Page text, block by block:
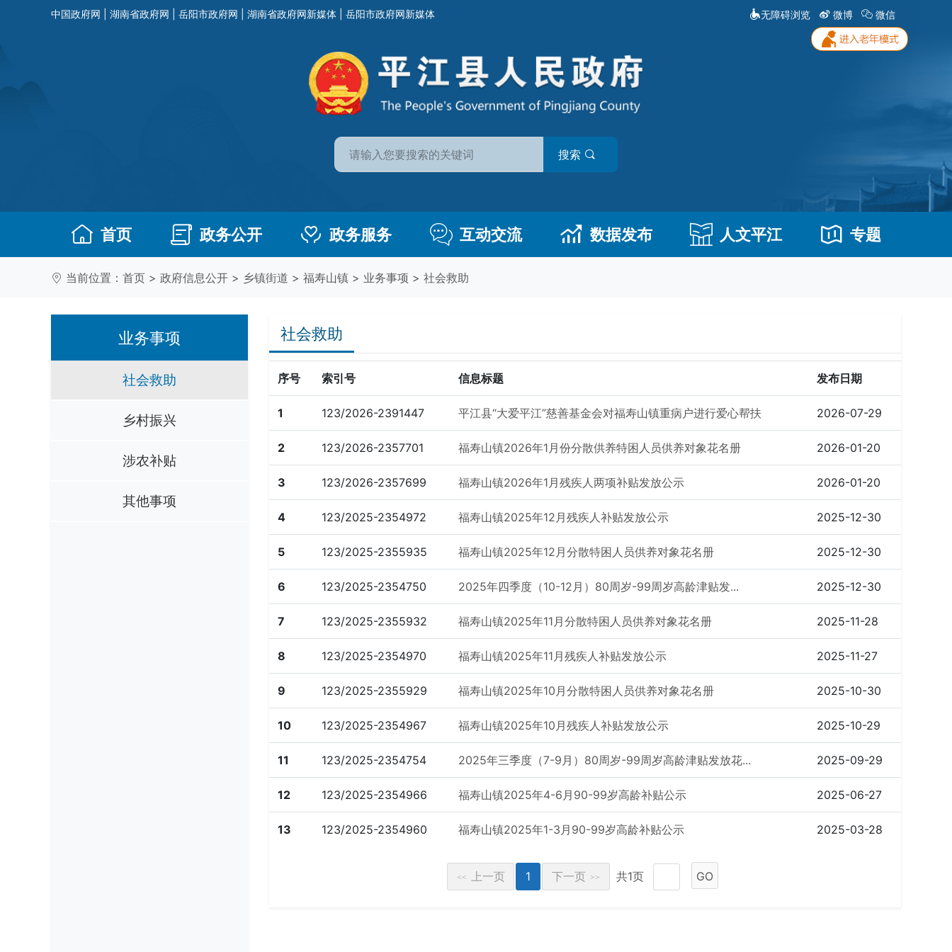
中国政府网 湖南省政府网 岳阳市政府网 湖南省政府网新媒体 岳阳市政府网新媒体 无障碍浏览 微博 微信
搜索
首页 政务公开 政务服务 互动交流 数据发布 人文平江 专题
当前位置： 首页 > 政府信息公开 > 乡镇街道 > 福寿山镇 > 业务事项 > 社会救助
业务事项
社会救助
乡村振兴
涉农补贴
其他事项
社会救助
序号 索引号 信息标题 发布日期
1 123/2026-2391447 平江县“大爱平江”慈善基金会对福寿山镇重病户进行爱心帮扶 2026-07-29
2 123/2026-2357701 福寿山镇2026年1月份分散供养特困人员供养对象花名册 2026-01-20
3 123/2026-2357699 福寿山镇2026年1月残疾人两项补贴发放公示 2026-01-20
4 123/2025-2354972 福寿山镇2025年12月残疾人补贴发放公示 2025-12-30
5 123/2025-2355935 福寿山镇2025年12月分散特困人员供养对象花名册 2025-12-30
6 123/2025-2354750 2025年四季度（10-12月）80周岁-99周岁高龄津贴发... 2025-12-30
7 123/2025-2355932 福寿山镇2025年11月分散特困人员供养对象花名册 2025-11-28
8 123/2025-2354970 福寿山镇2025年11月残疾人补贴发放公示 2025-11-27
9 123/2025-2355929 福寿山镇2025年10月分散特困人员供养对象花名册 2025-10-30
10 123/2025-2354967 福寿山镇2025年10月残疾人补贴发放公示 2025-10-29
11 123/2025-2354754 2025年三季度（7-9月）80周岁-99周岁高龄津贴发放花... 2025-09-29
12 123/2025-2354966 福寿山镇2025年4-6月90-99岁高龄补贴公示 2025-06-27
13 123/2025-2354960 福寿山镇2025年1-3月90-99岁高龄补贴公示 2025-03-28
<< 上一页 1 下一页 >> 共1页 GO